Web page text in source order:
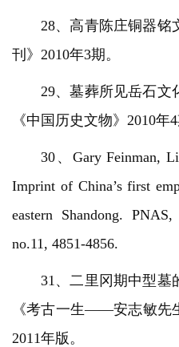
28、高青陈庄铜器铭
刊》2010年3期。
29、墓葬所见岳石文
《中国历史文物》2010年4
30、Gary Feinman,
Imprint of China’s first
eastern Shandong.
no.11, 4851-4856.
31、二里冈期中型墓
《考古一生——安志敏先
2011年版。